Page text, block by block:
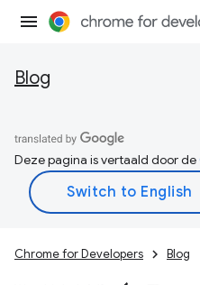
Blog
Deze pagina is vertaald door de
Chrome for Developers Blog